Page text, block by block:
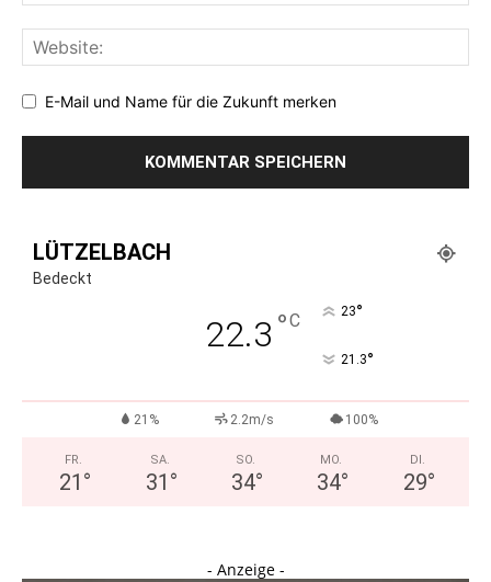
E-Mail und Name für die Zukunft merken
LÜTZELBACH
Bedeckt
22.3 °C 23°
21.3°
21% 2.2m/s 100%
FR.
21 °
SA.
31 °
SO.
34°
MO.
34°
DI.
29°
- Anzeige -